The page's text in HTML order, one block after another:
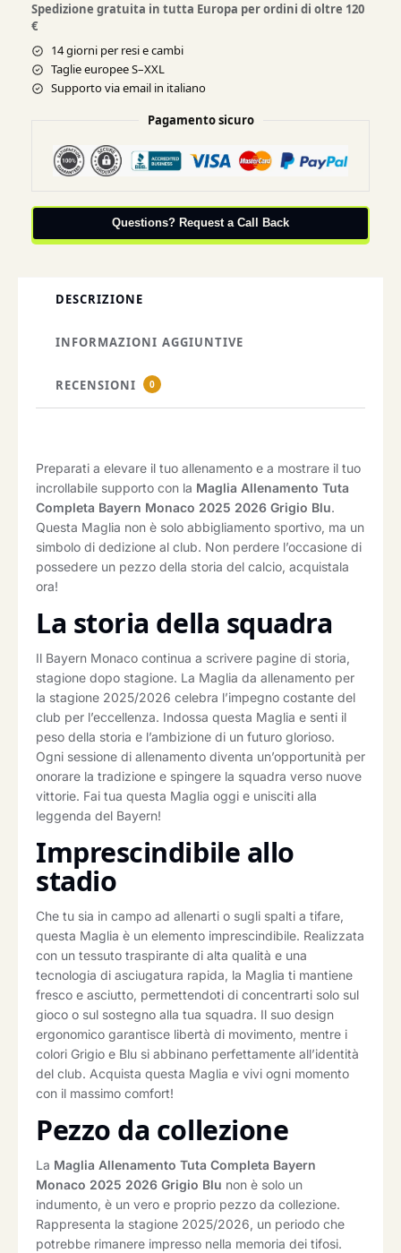
Spedizione gratuita in tutta Europa per ordini di oltre 120
€
14 giorni per resi e cambi
Taglie europee S–XXL
Supporto via email in italiano
Pagamento sicuro
Questions? Request a Call Back
DESCRIZIONE
INFORMAZIONI AGGIUNTIVE
RECENSIONI 0
Preparati a elevare il tuo allenamento e a mostrare il tuo
incrollabile supporto con la Maglia Allenamento Tuta
Completa Bayern Monaco 2025 2026 Grigio Blu.
Questa Maglia non è solo abbigliamento sportivo, ma un
simbolo di dedizione al club. Non perdere l’occasione di
possedere un pezzo della storia del calcio, acquistala
ora!
La storia della squadra
Il Bayern Monaco continua a scrivere pagine di storia,
stagione dopo stagione. La Maglia da allenamento per
la stagione 2025/2026 celebra l’impegno costante del
club per l’eccellenza. Indossa questa Maglia e senti il
peso della storia e l’ambizione di un futuro glorioso.
Ogni sessione di allenamento diventa un’opportunità per
onorare la tradizione e spingere la squadra verso nuove
vittorie. Fai tua questa Maglia oggi e unisciti alla
leggenda del Bayern!
Imprescindibile allo
stadio
Che tu sia in campo ad allenarti o sugli spalti a tifare,
questa Maglia è un elemento imprescindibile. Realizzata
con un tessuto traspirante di alta qualità e una
tecnologia di asciugatura rapida, la Maglia ti mantiene
fresco e asciutto, permettendoti di concentrarti solo sul
gioco o sul sostegno alla tua squadra. Il suo design
ergonomico garantisce libertà di movimento, mentre i
colori Grigio e Blu si abbinano perfettamente all’identità
del club. Acquista questa Maglia e vivi ogni momento
con il massimo comfort!
Pezzo da collezione
La Maglia Allenamento Tuta Completa Bayern
Monaco 2025 2026 Grigio Blu non è solo un
indumento, è un vero e proprio pezzo da collezione.
Rappresenta la stagione 2025/2026, un periodo che
potrebbe rimanere impresso nella memoria dei tifosi.